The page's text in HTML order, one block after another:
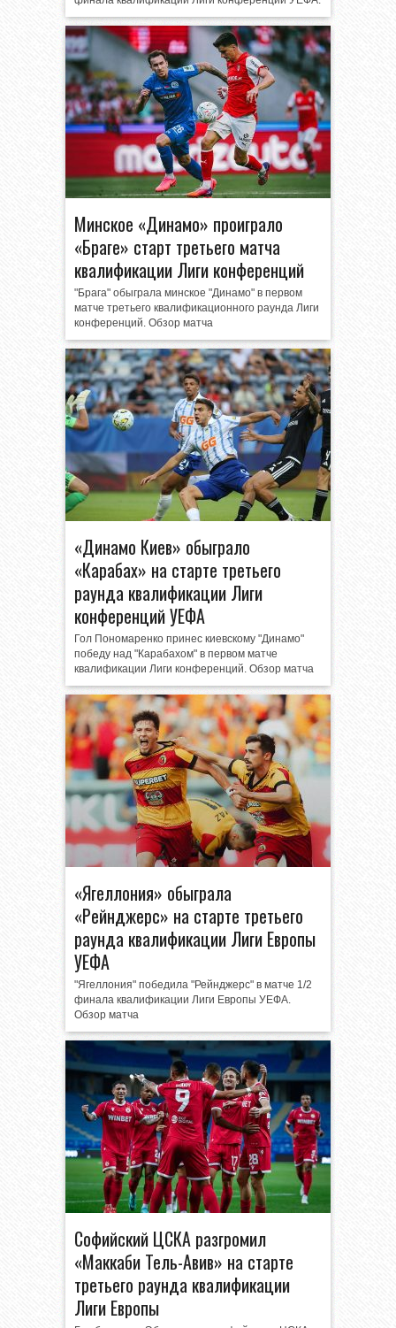
Минское «Динамо» проиграло
«Браге» старт третьего матча
квалификации Лиги конференций
"Брага" обыграла минское "Динамо" в первом
матче третьего квалификационного раунда Лиги
конференций. Обзор матча
«Динамо Киев» обыграло
«Карабах» на старте третьего
раунда квалификации Лиги
конференций УЕФА
Гол Пономаренко принес киевскому "Динамо"
победу над "Карабахом" в первом матче
квалификации Лиги конференций. Обзор матча
«Ягеллония» обыграла
«Рейнджерс» на старте третьего
раунда квалификации Лиги Европы
УЕФА
"Ягеллония" победила "Рейнджерс" в матче 1/2
финала квалификации Лиги Европы УЕФА.
Обзор матча
Софийский ЦСКА разгромил
«Маккаби Тель-Авив» на старте
третьего раунда квалификации
Лиги Европы